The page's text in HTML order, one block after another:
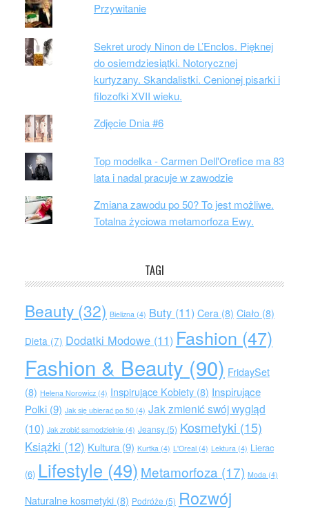
Przywitanie
Sekret urody Ninon de L’Enclos. Pięknej
do osiemdziesiątki. Notorycznej
kurtyzany. Skandalistki. Cenionej pisarki i
filozofki XVII wieku.
Zdjęcie Dnia #6
Top modelka - Carmen Dell'Orefice ma 83
lata i nadal pracuje w zawodzie
Zmiana zawodu po 50? To jest możliwe.
Totalna życiowa metamorfoza Ewy.
TAGI
Beauty(32) Bielizna(4) Buty(11) Cera(8) Ciało(8)
Dieta(7) Dodatki Modowe(11) Fashion (47)
Fashion & Beauty (90) FridaySet
(8) Helena Norowicz(4) Inspirujące Kobiety(8) Inspirujące
Polki(9) Jak się ubierać po 50(4) Jak zmienić swój wygląd
(10) Jak zrobić samodzielnie(4) Jeansy(5) Kosmetyki (15)
Książki (12) Kultura(9) Kurtka(4) L'Oreal(4) Lektura(4) Lierac
(6) Lifestyle (49) Metamorfoza (17) Moda(4)
Naturalne kosmetyki(8) Podróże (5) Rozwój